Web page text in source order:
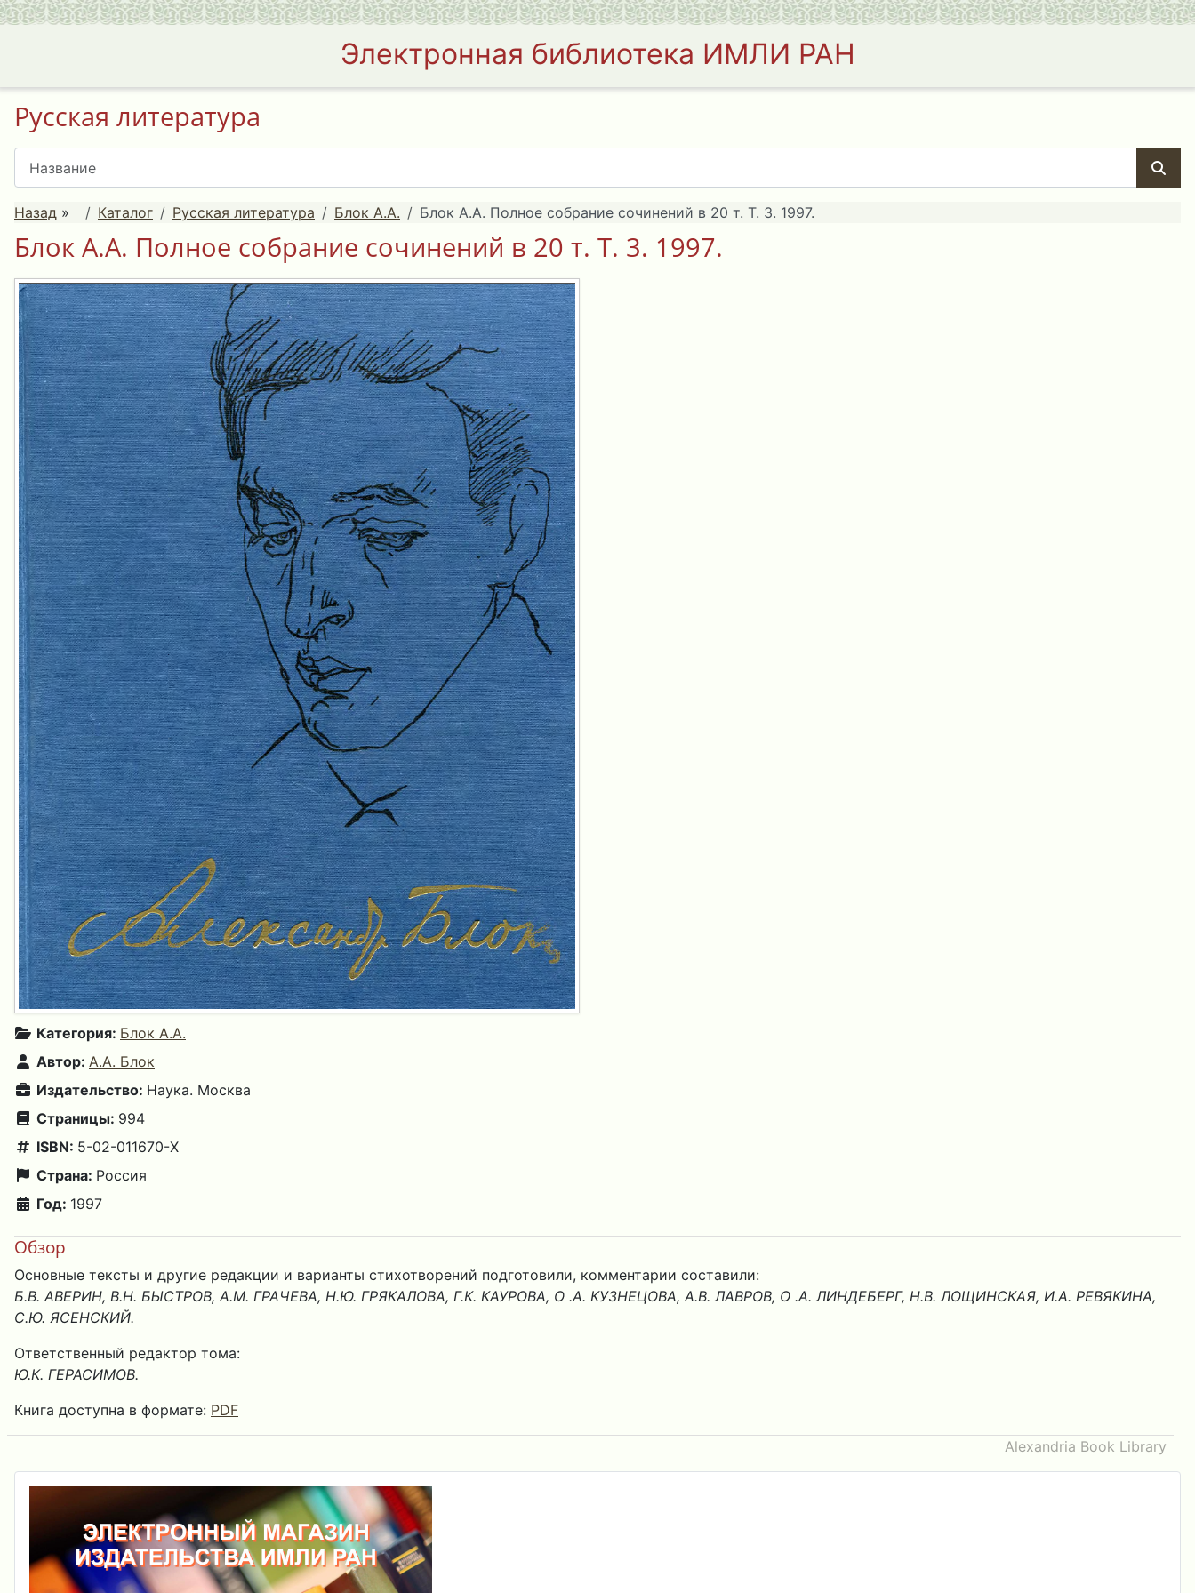
Электронная библиотека ИМЛИ РАН
Русская литература
Назад » Каталог Русская литература Блок А.А. Блок А.А. Полное собрание сочинений в 20 т. Т. 3. 1997.
Блок А.А. Полное собрание сочинений в 20 т. Т. 3. 1997.
Категория: Блок А.А.
Автор: А.А. Блок
Издательство: Наука. Москва
Страницы: 994
ISBN: 5-02-011670-Х
Страна: Россия
Год: 1997
Обзор
Основные тексты и другие редакции и варианты стихотворений подготовили, комментарии составили:
Б.В. АВЕРИН, В.Н. БЫСТРОВ, А.М. ГРАЧЕВА, Н.Ю. ГРЯКАЛОВА, Г.К. КАУРОВА, О .А. КУЗНЕЦОВА, А.В. ЛАВРОВ, О .А. ЛИНДЕБЕРГ, Н.В. ЛОЩИНСКАЯ, И.А. РЕВЯКИНА,
С.Ю. ЯСЕНСКИЙ.
Ответственный редактор тома:
Ю.К. ГЕРАСИМОВ.
Книга доступна в формате: PDF
Alexandria Book Library